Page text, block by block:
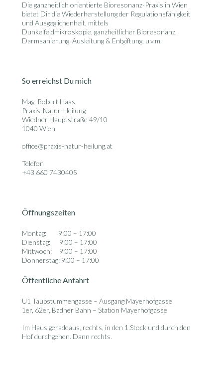
Die ganzheitlich orientierte Bioresonanz-Praxis in Wien
bietet Dir die Wiederherstellung der Regulationsfähigkeit
und Ausgeglichenheit, mittels
Dunkelfeldmikroskopie, ganzheitlicher Bioresonanz,
Darmsanierung, Ausleitung & Entgiftung, u.v.m.
So erreichst Du mich
Mag. Robert Haas
Praxis-Natur-Heilung
Wiedner Hauptstraße 49/10
1040 Wien
office@praxis-natur-heilung.at
Telefon
+43 660 7430405
Öffnungszeiten
Montag: 9:00 – 17:00
Dienstag: 9:00 – 17:00
Mittwoch: 9:00 – 17:00
Donnerstag: 9:00 – 17:00
Öffentliche Anfahrt
U1 Taubstummengasse – Ausgang Mayerhofgasse
1er, 62er, Badner Bahn – Station Mayerhofgasse
Im Haus geradeaus, rechts, in den 1.Stock und durch den
Hof durchgehen. Dann rechts.